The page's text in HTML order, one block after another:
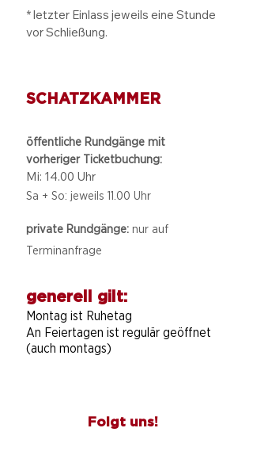
* letzter Einlass jeweils eine Stunde
vor Schließung.
SCHATZKAMMER
öffentliche Rundgänge mit
vorheriger Ticketbuchung:
Mi: 14.00 Uhr
Sa + So: jeweils 11.00 Uhr
private Rundgänge: nur auf
Terminanfrage
generell gilt:
Montag ist Ruhetag
An Feiertagen ist regulär geöffnet
(auch montags)
Folgt uns!